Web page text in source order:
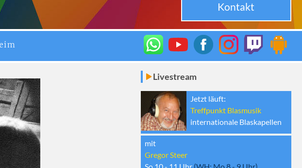
Kontakt
Livestream
Jetzt läuft:
Treffpunkt Blasmusik
internationale Blaskapellen
mit
Gregor Steer